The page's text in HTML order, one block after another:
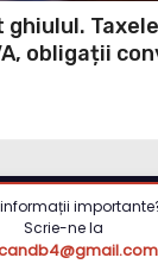
ghiulul.
obligații
Scrie-ne la